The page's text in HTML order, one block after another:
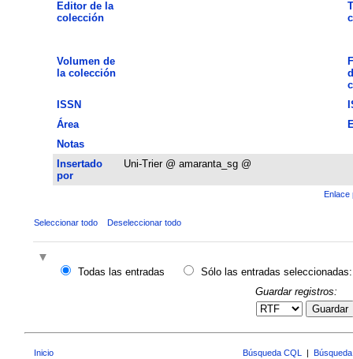
Editor de la
colección
Volumen de
la colección
ISSN
Área
Notas
Insertado
por
Uni-Trier @ amaranta_sg @
Enlace
Seleccionar todo Deseleccionar todo
Todas las entradas
Sólo las entradas seleccionadas:
Guardar registros:
Guardar
Inicio Búsqueda CQL